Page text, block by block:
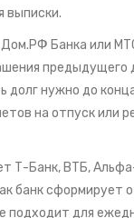
выписки.
Дом.РФ Банка или
предыдущего
долг нужно до
на отпуск или
Т-Банк, ВТБ,
банк
подходит для